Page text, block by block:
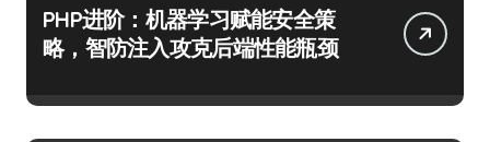
PHP进阶：机器学习赋能安全策
略，智防注入攻克后端性能瓶颈